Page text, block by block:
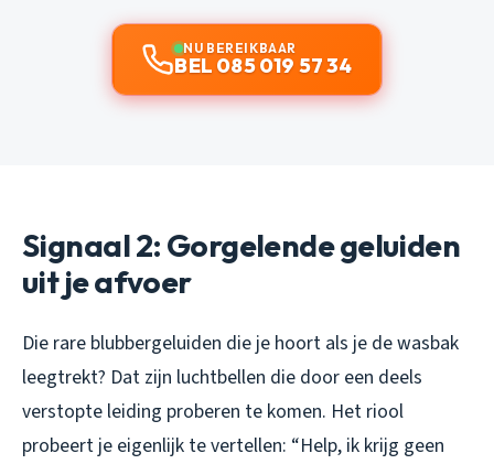
NU BEREIKBAAR
BEL 085 019 57 34
Signaal 2: Gorgelende geluiden
uit je afvoer
Die rare blubbergeluiden die je hoort als je de wasbak
leegtrekt? Dat zijn luchtbellen die door een deels
verstopte leiding proberen te komen. Het riool
probeert je eigenlijk te vertellen: “Help, ik krijg geen